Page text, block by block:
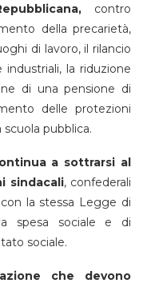
contro
della precarietà,
di lavoro, il rilancio
la riduzione
di una pensione di
delle protezioni
scuola pubblica.
a sottrarsi al
sindacali, confederali
la stessa Legge di
spesa sociale e di
sociale.
che devono